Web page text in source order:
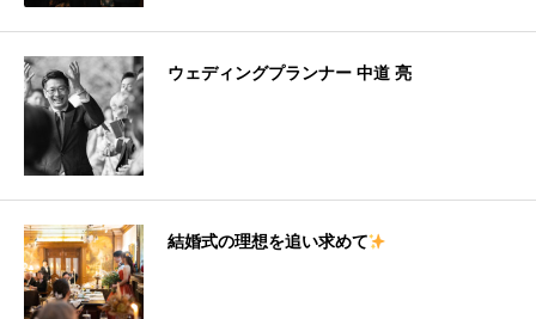
ウェディングプランナー 中道 亮
結婚式の理想を追い求めて